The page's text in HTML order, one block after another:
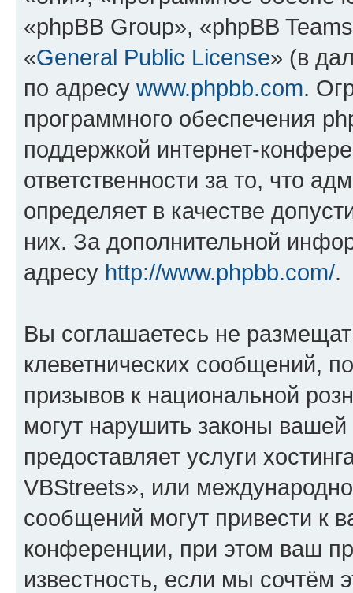
«phpBB Group», «phpBB
«General Public License» (в
по адресу www.phpbb.com.
программного обеспечения
поддержкой интернет-
ответственности за то, что
определяет в качестве
них. За дополнительной
адресу http://www.phpbb.com/.
Вы соглашаетесь не
клеветнических сообщений,
призывов к национальной
могут нарушить законы
предоставляет услуги
VBStreets», или
сообщений могут привести к
конференции, при этом ваш
известность, если мы сочтём